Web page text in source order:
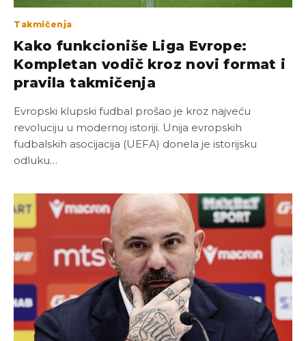
Takmičenja
Kako funkcioniše Liga Evrope:
Kompletan vodič kroz novi format i
pravila takmičenja
Evropski klupski fudbal prošao je kroz najveću
revoluciju u modernoj istoriji. Unija evropskih
fudbalskih asocijacija (UEFA) donela je istorijsku
odluku…